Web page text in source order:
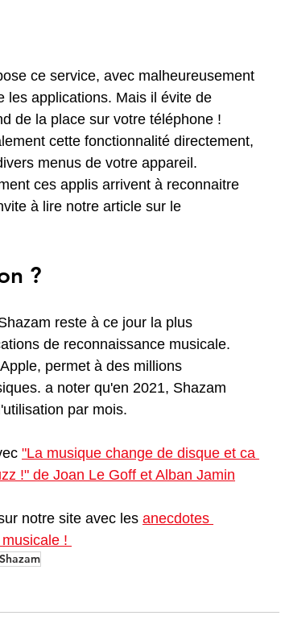
ce service, avec malheureusement
les applications. Mais il évite de
de la place sur votre téléphone !
cette fonctionnalité directement,
menus de votre appareil.
ces applis arrivent à reconnaitre
à lire notre article sur le
?
reste à ce jour la plus
de reconnaissance musicale.
permet à des millions
a noter qu'en 2021, Shazam
par mois.
"La musique change de disque et ca
!" de Joan Le Goff et Alban Jamin
notre site avec les anecdotes
!
Shazam